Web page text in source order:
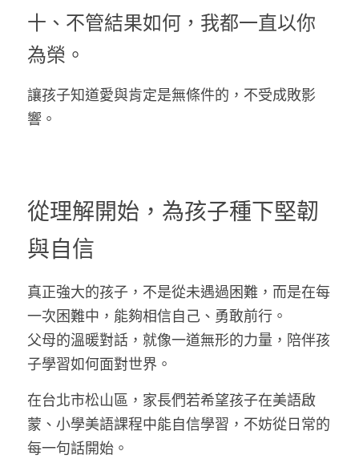
十、不管結果如何，我都一直以你
為榮。
讓孩子知道愛與肯定是無條件的，不受成敗影
響。
從理解開始，為孩子種下堅韌
與自信
真正強大的孩子，不是從未遇過困難，而是在每
一次困難中，能夠相信自己、勇敢前行。
父母的溫暖對話，就像一道無形的力量，陪伴孩
子學習如何面對世界。
在台北市松山區，家長們若希望孩子在美語啟
蒙、小學美語課程中能自信學習，不妨從日常的
每一句話開始。